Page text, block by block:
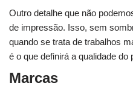
Outro detalhe que não
de impressão. Isso, sem
quando se trata de trabalhos
é o que definirá a qualidade do
Marcas